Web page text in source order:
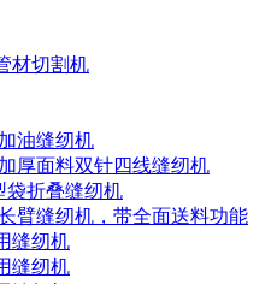
材切割机
油缝纫机
厚面料双针四线缝纫机
袋折叠缝纫机
臂缝纫机，带全面送料功能
缝纫机
缝纫机